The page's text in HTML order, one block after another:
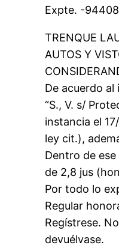
Expte. -
TRENQUE
AUTOS Y
De acuerdo
“S., V. s/
instancia el
ley cit.),
Dentro de
de 2,8 jus
Por todo lo
Regular
Regístrese.
devuélvase.